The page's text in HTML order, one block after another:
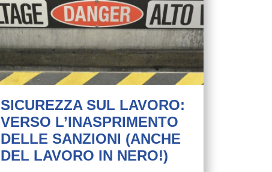
SICUREZZA SUL LAVORO:
VERSO L’INASPRIMENTO
DELLE SANZIONI (ANCHE
DEL LAVORO IN NERO!)